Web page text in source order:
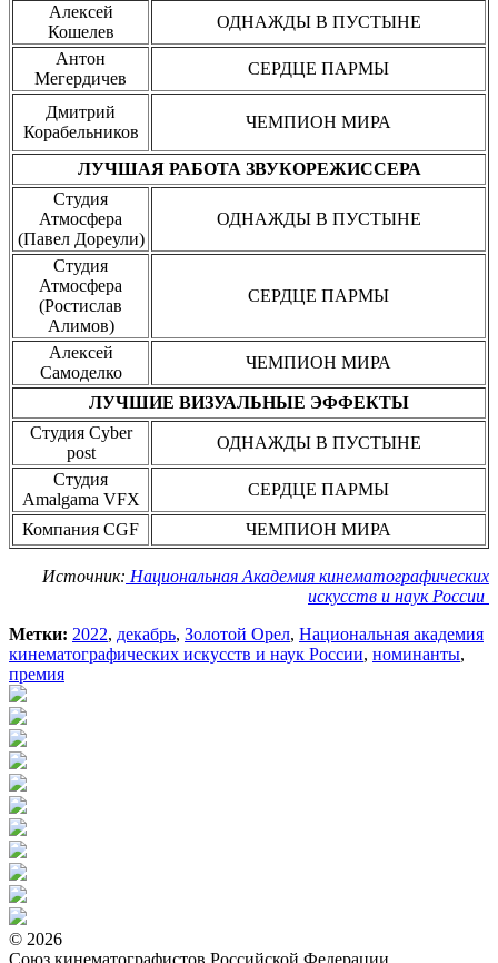
Алексей
Кошелев
ОДНАЖДЫ В ПУСТЫНЕ
Антон
Мегердичев
СЕРДЦЕ ПАРМЫ
Дмитрий
Корабельников
ЧЕМПИОН МИРА
ЛУЧШАЯ РАБОТА ЗВУКОРЕЖИССЕРА
Студия
Атмосфера
(Павел Дореули)
ОДНАЖДЫ В ПУСТЫНЕ
Студия
Атмосфера
(Ростислав
Алимов)
СЕРДЦЕ ПАРМЫ
Алексей
Самоделко
ЧЕМПИОН МИРА
ЛУЧШИЕ ВИЗУАЛЬНЫЕ ЭФФЕКТЫ
Студия Cyber
post
ОДНАЖДЫ В ПУСТЫНЕ
Студия
Amalgama VFX
СЕРДЦЕ ПАРМЫ
Компания CGF ЧЕМПИОН МИРА
Источник: Национальная Академия кинематографических
искусств и наук России
Метки: 2022, декабрь, Золотой Орел, Национальная академия
кинематографических искусств и наук России, номинанты,
премия
© 2026
Союз кинематографистов Российской Федерации